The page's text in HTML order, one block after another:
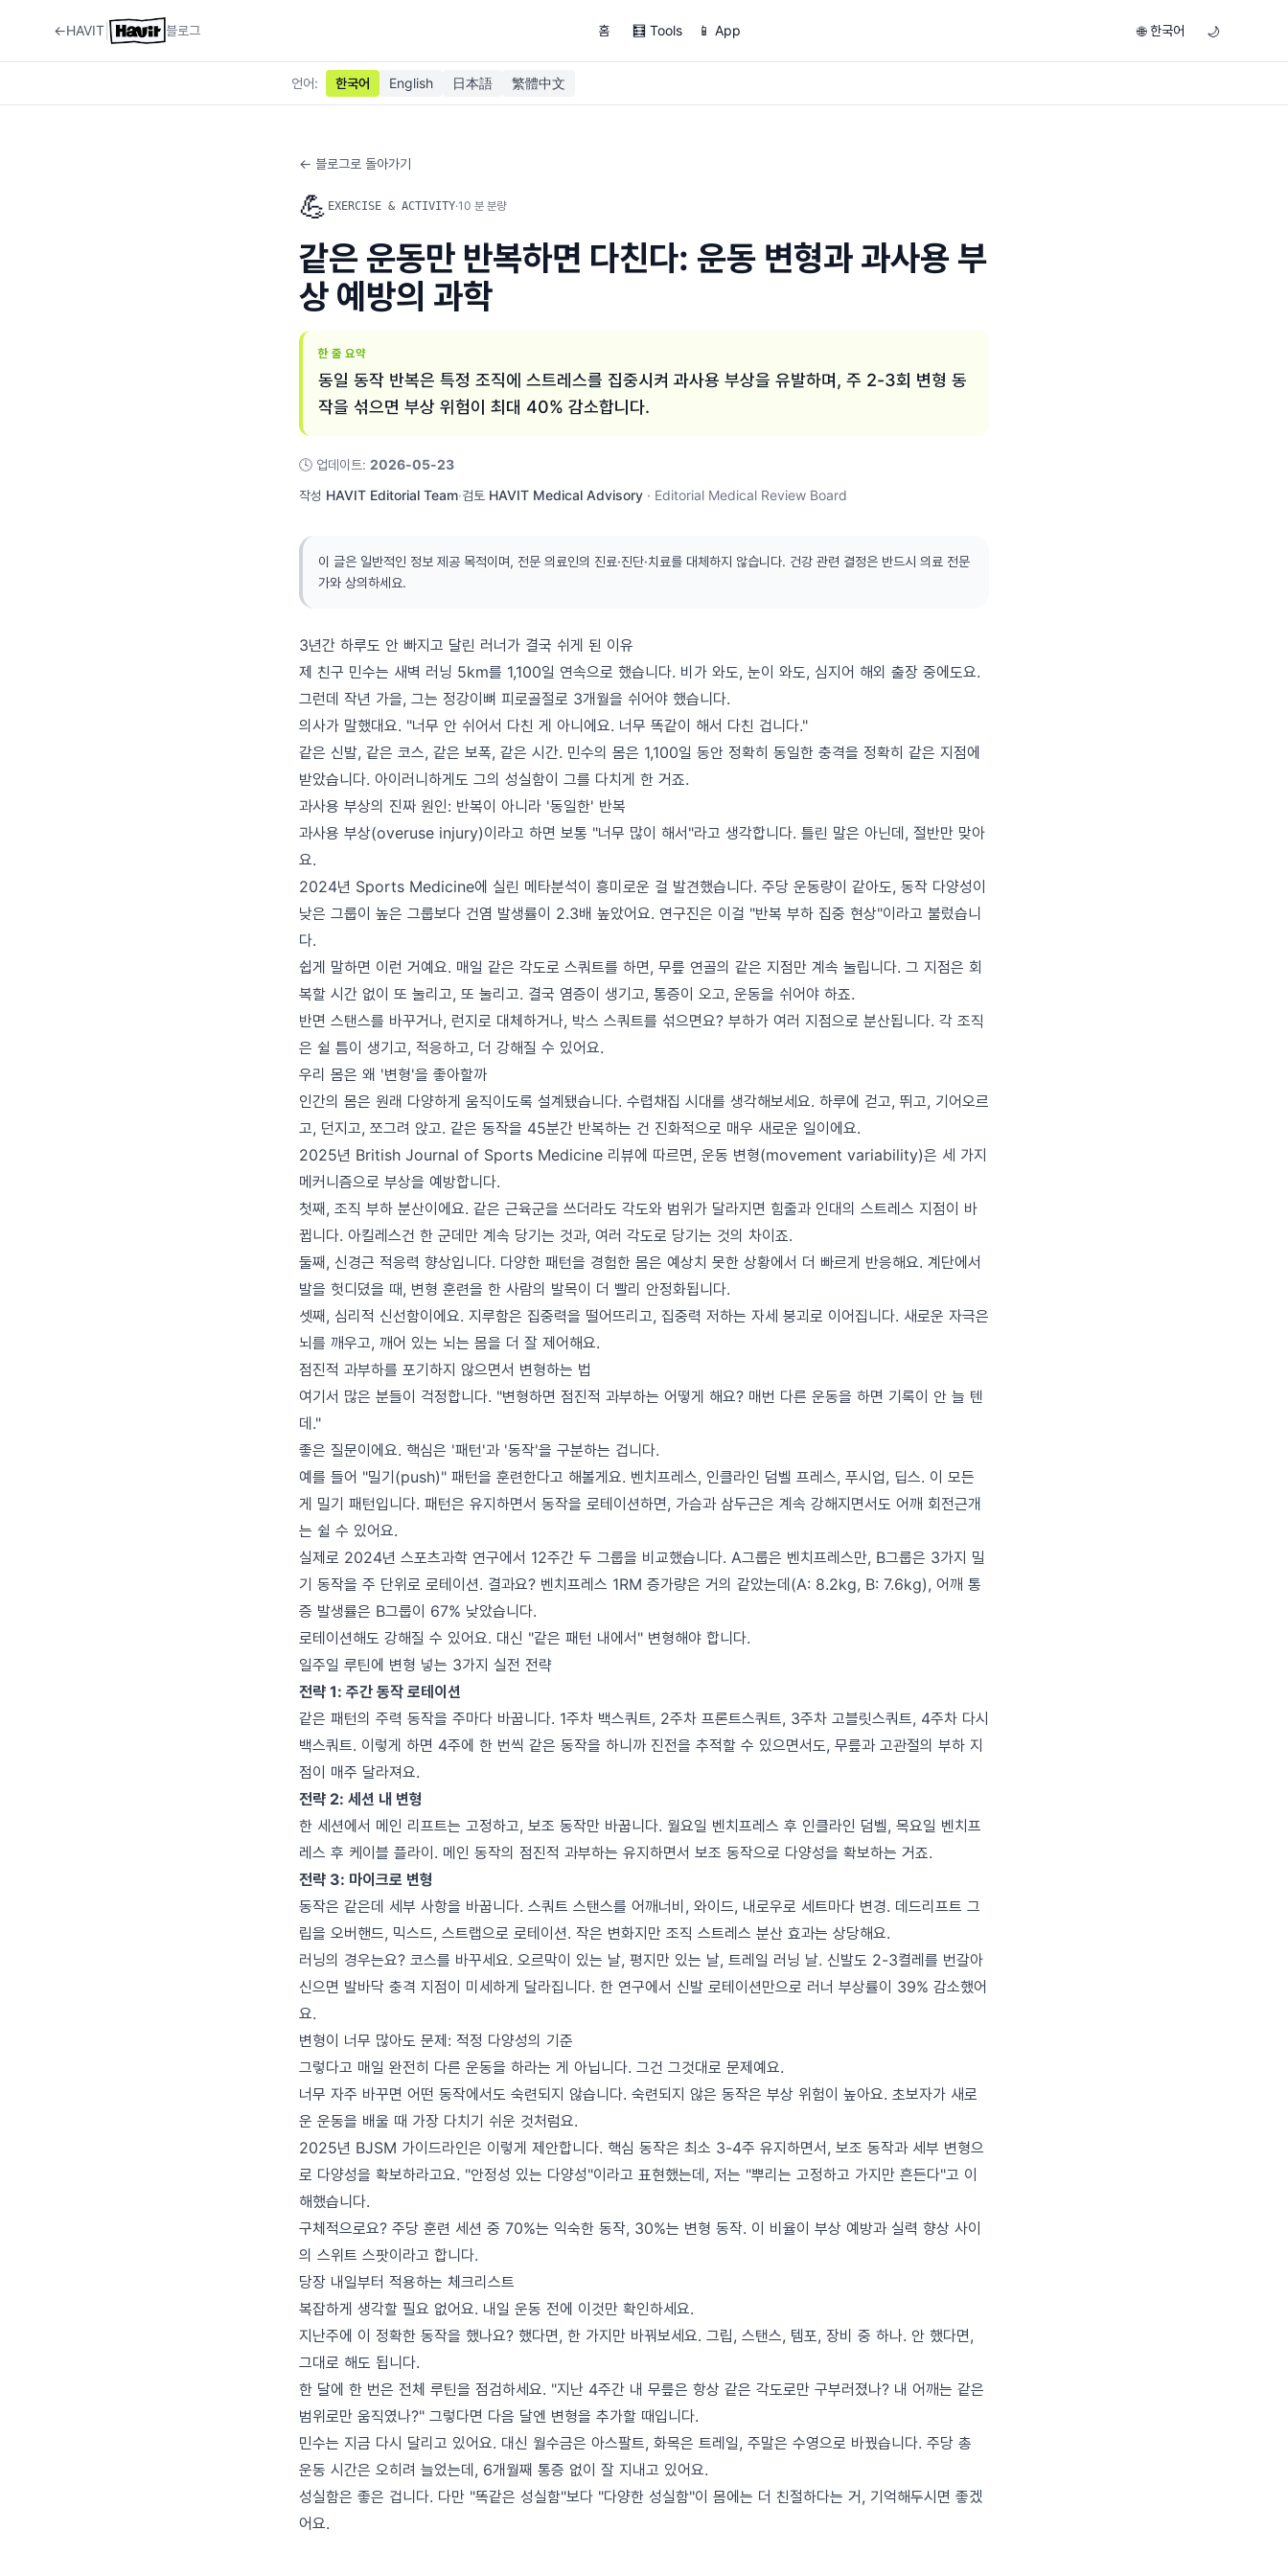
←HAVIT 블로그 홈 🧮 Tools 📱 App 🌐 한국어 🌙
언어: 한국어 English 日本語 繁體中文
← 블로그로 돌아가기
💪 EXERCISE & ACTIVITY·10 분 분량
같은 운동만 반복하면 다친다: 운동 변형과 과사용 부
상 예방의 과학
한 줄 요약
동일 동작 반복은 특정 조직에 스트레스를 집중시켜 과사용 부상을 유발하며, 주 2-3회 변형 동
작을 섞으면 부상 위험이 최대 40% 감소합니다.
🕓 업데이트: 2026-05-23
작성 HAVIT Editorial Team·검토 HAVIT Medical Advisory · Editorial Medical Review Board
이 글은 일반적인 정보 제공 목적이며, 전문 의료인의 진료·진단·치료를 대체하지 않습니다. 건강 관련 결정은 반드시 의료 전문
가와 상의하세요.
3년간 하루도 안 빠지고 달린 러너가 결국 쉬게 된 이유
제 친구 민수는 새벽 러닝 5km를 1,100일 연속으로 했습니다. 비가 와도, 눈이 와도, 심지어 해외 출장 중에도요.
그런데 작년 가을, 그는 정강이뼈 피로골절로 3개월을 쉬어야 했습니다.
의사가 말했대요. "너무 안 쉬어서 다친 게 아니에요. 너무 똑같이 해서 다친 겁니다."
같은 신발, 같은 코스, 같은 보폭, 같은 시간. 민수의 몸은 1,100일 동안 정확히 동일한 충격을 정확히 같은 지점에
받았습니다. 아이러니하게도 그의 성실함이 그를 다치게 한 거죠.
과사용 부상의 진짜 원인: 반복이 아니라 '동일한' 반복
과사용 부상(overuse injury)이라고 하면 보통 "너무 많이 해서"라고 생각합니다. 틀린 말은 아닌데, 절반만 맞아
요.
2024년 Sports Medicine에 실린 메타분석이 흥미로운 걸 발견했습니다. 주당 운동량이 같아도, 동작 다양성이
낮은 그룹이 높은 그룹보다 건염 발생률이 2.3배 높았어요. 연구진은 이걸 "반복 부하 집중 현상"이라고 불렀습니
다.
쉽게 말하면 이런 거예요. 매일 같은 각도로 스쿼트를 하면, 무릎 연골의 같은 지점만 계속 눌립니다. 그 지점은 회
복할 시간 없이 또 눌리고, 또 눌리고. 결국 염증이 생기고, 통증이 오고, 운동을 쉬어야 하죠.
반면 스탠스를 바꾸거나, 런지로 대체하거나, 박스 스쿼트를 섞으면요? 부하가 여러 지점으로 분산됩니다. 각 조직
은 쉴 틈이 생기고, 적응하고, 더 강해질 수 있어요.
우리 몸은 왜 '변형'을 좋아할까
인간의 몸은 원래 다양하게 움직이도록 설계됐습니다. 수렵채집 시대를 생각해보세요. 하루에 걷고, 뛰고, 기어오르
고, 던지고, 쪼그려 앉고. 같은 동작을 45분간 반복하는 건 진화적으로 매우 새로운 일이에요.
2025년 British Journal of Sports Medicine 리뷰에 따르면, 운동 변형(movement variability)은 세 가지
메커니즘으로 부상을 예방합니다.
첫째, 조직 부하 분산이에요. 같은 근육군을 쓰더라도 각도와 범위가 달라지면 힘줄과 인대의 스트레스 지점이 바
뀝니다. 아킬레스건 한 군데만 계속 당기는 것과, 여러 각도로 당기는 것의 차이죠.
둘째, 신경근 적응력 향상입니다. 다양한 패턴을 경험한 몸은 예상치 못한 상황에서 더 빠르게 반응해요. 계단에서
발을 헛디뎠을 때, 변형 훈련을 한 사람의 발목이 더 빨리 안정화됩니다.
셋째, 심리적 신선함이에요. 지루함은 집중력을 떨어뜨리고, 집중력 저하는 자세 붕괴로 이어집니다. 새로운 자극은
뇌를 깨우고, 깨어 있는 뇌는 몸을 더 잘 제어해요.
점진적 과부하를 포기하지 않으면서 변형하는 법
여기서 많은 분들이 걱정합니다. "변형하면 점진적 과부하는 어떻게 해요? 매번 다른 운동을 하면 기록이 안 늘 텐
데."
좋은 질문이에요. 핵심은 '패턴'과 '동작'을 구분하는 겁니다.
예를 들어 "밀기(push)" 패턴을 훈련한다고 해볼게요. 벤치프레스, 인클라인 덤벨 프레스, 푸시업, 딥스. 이 모든
게 밀기 패턴입니다. 패턴은 유지하면서 동작을 로테이션하면, 가슴과 삼두근은 계속 강해지면서도 어깨 회전근개
는 쉴 수 있어요.
실제로 2024년 스포츠과학 연구에서 12주간 두 그룹을 비교했습니다. A그룹은 벤치프레스만, B그룹은 3가지 밀
기 동작을 주 단위로 로테이션. 결과요? 벤치프레스 1RM 증가량은 거의 같았는데(A: 8.2kg, B: 7.6kg), 어깨 통
증 발생률은 B그룹이 67% 낮았습니다.
로테이션해도 강해질 수 있어요. 대신 "같은 패턴 내에서" 변형해야 합니다.
일주일 루틴에 변형 넣는 3가지 실전 전략
전략 1: 주간 동작 로테이션
같은 패턴의 주력 동작을 주마다 바꿉니다. 1주차 백스쿼트, 2주차 프론트스쿼트, 3주차 고블릿스쿼트, 4주차 다시
백스쿼트. 이렇게 하면 4주에 한 번씩 같은 동작을 하니까 진전을 추적할 수 있으면서도, 무릎과 고관절의 부하 지
점이 매주 달라져요.
전략 2: 세션 내 변형
한 세션에서 메인 리프트는 고정하고, 보조 동작만 바꿉니다. 월요일 벤치프레스 후 인클라인 덤벨, 목요일 벤치프
레스 후 케이블 플라이. 메인 동작의 점진적 과부하는 유지하면서 보조 동작으로 다양성을 확보하는 거죠.
전략 3: 마이크로 변형
동작은 같은데 세부 사항을 바꿉니다. 스쿼트 스탠스를 어깨너비, 와이드, 내로우로 세트마다 변경. 데드리프트 그
립을 오버핸드, 믹스드, 스트랩으로 로테이션. 작은 변화지만 조직 스트레스 분산 효과는 상당해요.
러닝의 경우는요? 코스를 바꾸세요. 오르막이 있는 날, 평지만 있는 날, 트레일 러닝 날. 신발도 2-3켤레를 번갈아
신으면 발바닥 충격 지점이 미세하게 달라집니다. 한 연구에서 신발 로테이션만으로 러너 부상률이 39% 감소했어
요.
변형이 너무 많아도 문제: 적정 다양성의 기준
그렇다고 매일 완전히 다른 운동을 하라는 게 아닙니다. 그건 그것대로 문제예요.
너무 자주 바꾸면 어떤 동작에서도 숙련되지 않습니다. 숙련되지 않은 동작은 부상 위험이 높아요. 초보자가 새로
운 운동을 배울 때 가장 다치기 쉬운 것처럼요.
2025년 BJSM 가이드라인은 이렇게 제안합니다. 핵심 동작은 최소 3-4주 유지하면서, 보조 동작과 세부 변형으
로 다양성을 확보하라고요. "안정성 있는 다양성"이라고 표현했는데, 저는 "뿌리는 고정하고 가지만 흔든다"고 이
해했습니다.
구체적으로요? 주당 훈련 세션 중 70%는 익숙한 동작, 30%는 변형 동작. 이 비율이 부상 예방과 실력 향상 사이
의 스위트 스팟이라고 합니다.
당장 내일부터 적용하는 체크리스트
복잡하게 생각할 필요 없어요. 내일 운동 전에 이것만 확인하세요.
지난주에 이 정확한 동작을 했나요? 했다면, 한 가지만 바꿔보세요. 그립, 스탠스, 템포, 장비 중 하나. 안 했다면,
그대로 해도 됩니다.
한 달에 한 번은 전체 루틴을 점검하세요. "지난 4주간 내 무릎은 항상 같은 각도로만 구부러졌나? 내 어깨는 같은
범위로만 움직였나?" 그렇다면 다음 달엔 변형을 추가할 때입니다.
민수는 지금 다시 달리고 있어요. 대신 월수금은 아스팔트, 화목은 트레일, 주말은 수영으로 바꿨습니다. 주당 총
운동 시간은 오히려 늘었는데, 6개월째 통증 없이 잘 지내고 있어요.
성실함은 좋은 겁니다. 다만 "똑같은 성실함"보다 "다양한 성실함"이 몸에는 더 친절하다는 거, 기억해두시면 좋겠
어요.